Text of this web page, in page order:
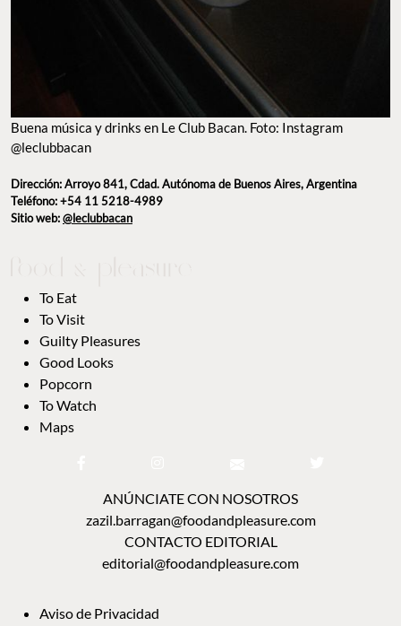
Buena música y drinks en Le Club Bacan. Foto: Instagram
@leclubbacan
Dirección: Arroyo 841, Cdad. Autónoma de Buenos Aires, Argentina
Teléfono: +54 11 5218-4989
Sitio web:@leclubbacan
To Eat
To Visit
Guilty Pleasures
Good Looks
Popcorn
To Watch
Maps
ANÚNCIATE CON NOSOTROS
zazil.barragan@foodandpleasure.com
CONTACTO EDITORIAL
editorial@foodandpleasure.com
Aviso de Privacidad